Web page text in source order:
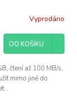
Vyprodáno
DO KOŠÍKU
čtení až 100 MB/s,
mimo jiné do